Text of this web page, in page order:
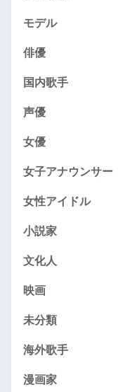
モデル
俳優
国内歌手
声優
女優
女子アナウンサー
女性アイドル
小説家
文化人
映画
未分類
海外歌手
漫画家